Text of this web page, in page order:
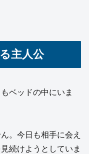
主人公
ベッドの中にいま
。今日も相手に会え
続けようとしていま